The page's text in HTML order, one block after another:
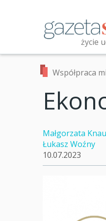
życie
Przeszukaj
Współpraca
Małgorzata
Łukasz Woźny
10.07.2023